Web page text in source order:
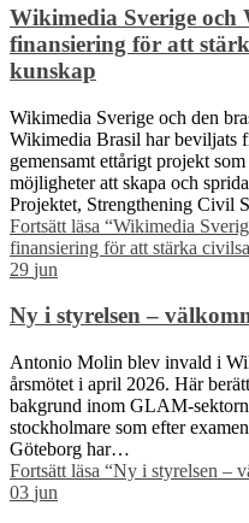
Wikimedia Sverige
finansiering för att
kunskap
Wikimedia Sverige och den
Wikimedia Brasil har beviljats
gemensamt ettårigt projekt
möjligheter att skapa och
Projektet, Strengthening Civil
Fortsätt läsa “Wikimedia
finansiering för att stärka
29 jun
Ny i styrelsen –
Antonio Molin blev invald i
årsmötet i april 2026. Här
bakgrund inom GLAM-
stockholmare som efter
Göteborg har…
Fortsätt läsa “Ny i styrelsen –
03 jun